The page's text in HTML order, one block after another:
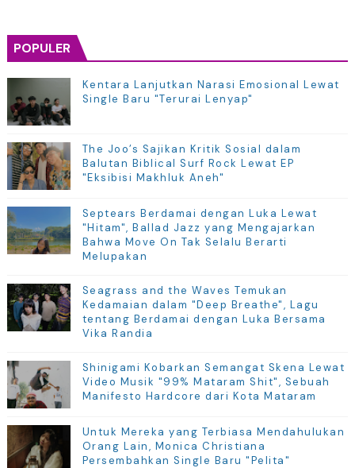
POPULER
Kentara Lanjutkan Narasi Emosional Lewat
Single Baru "Terurai Lenyap"
The Joo’s Sajikan Kritik Sosial dalam
Balutan Biblical Surf Rock Lewat EP
"Eksibisi Makhluk Aneh"
Septears Berdamai dengan Luka Lewat
"Hitam", Ballad Jazz yang Mengajarkan
Bahwa Move On Tak Selalu Berarti
Melupakan
Seagrass and the Waves Temukan
Kedamaian dalam "Deep Breathe", Lagu
tentang Berdamai dengan Luka Bersama
Vika Randia
Shinigami Kobarkan Semangat Skena Lewat
Video Musik "99% Mataram Shit", Sebuah
Manifesto Hardcore dari Kota Mataram
Untuk Mereka yang Terbiasa Mendahulukan
Orang Lain, Monica Christiana
Persembahkan Single Baru "Pelita"